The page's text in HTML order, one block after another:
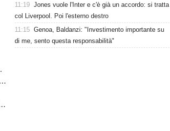
11:19 Jones vuole l'Inter e c'è già un accordo: si tratta
col Liverpool. Poi l'esterno destro
11:15 Genoa, Baldanzi: "Investimento importante su
di me, sento questa responsabilità"